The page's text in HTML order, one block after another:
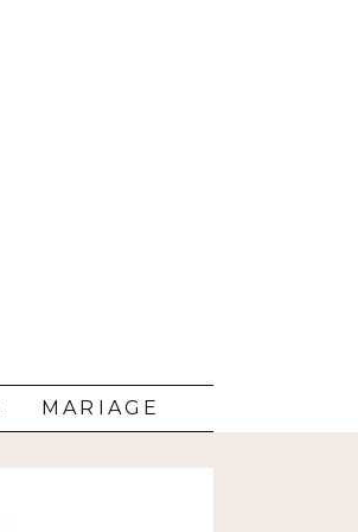
MARIAGE